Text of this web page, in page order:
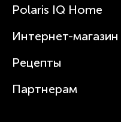
Зубные щетки и ирригаторы
Увлажнители
Посуда
Статьи
Сервисные центры
Где купить
Polaris IQ Home
Интернет-магазин
Рецепты
Партнерам